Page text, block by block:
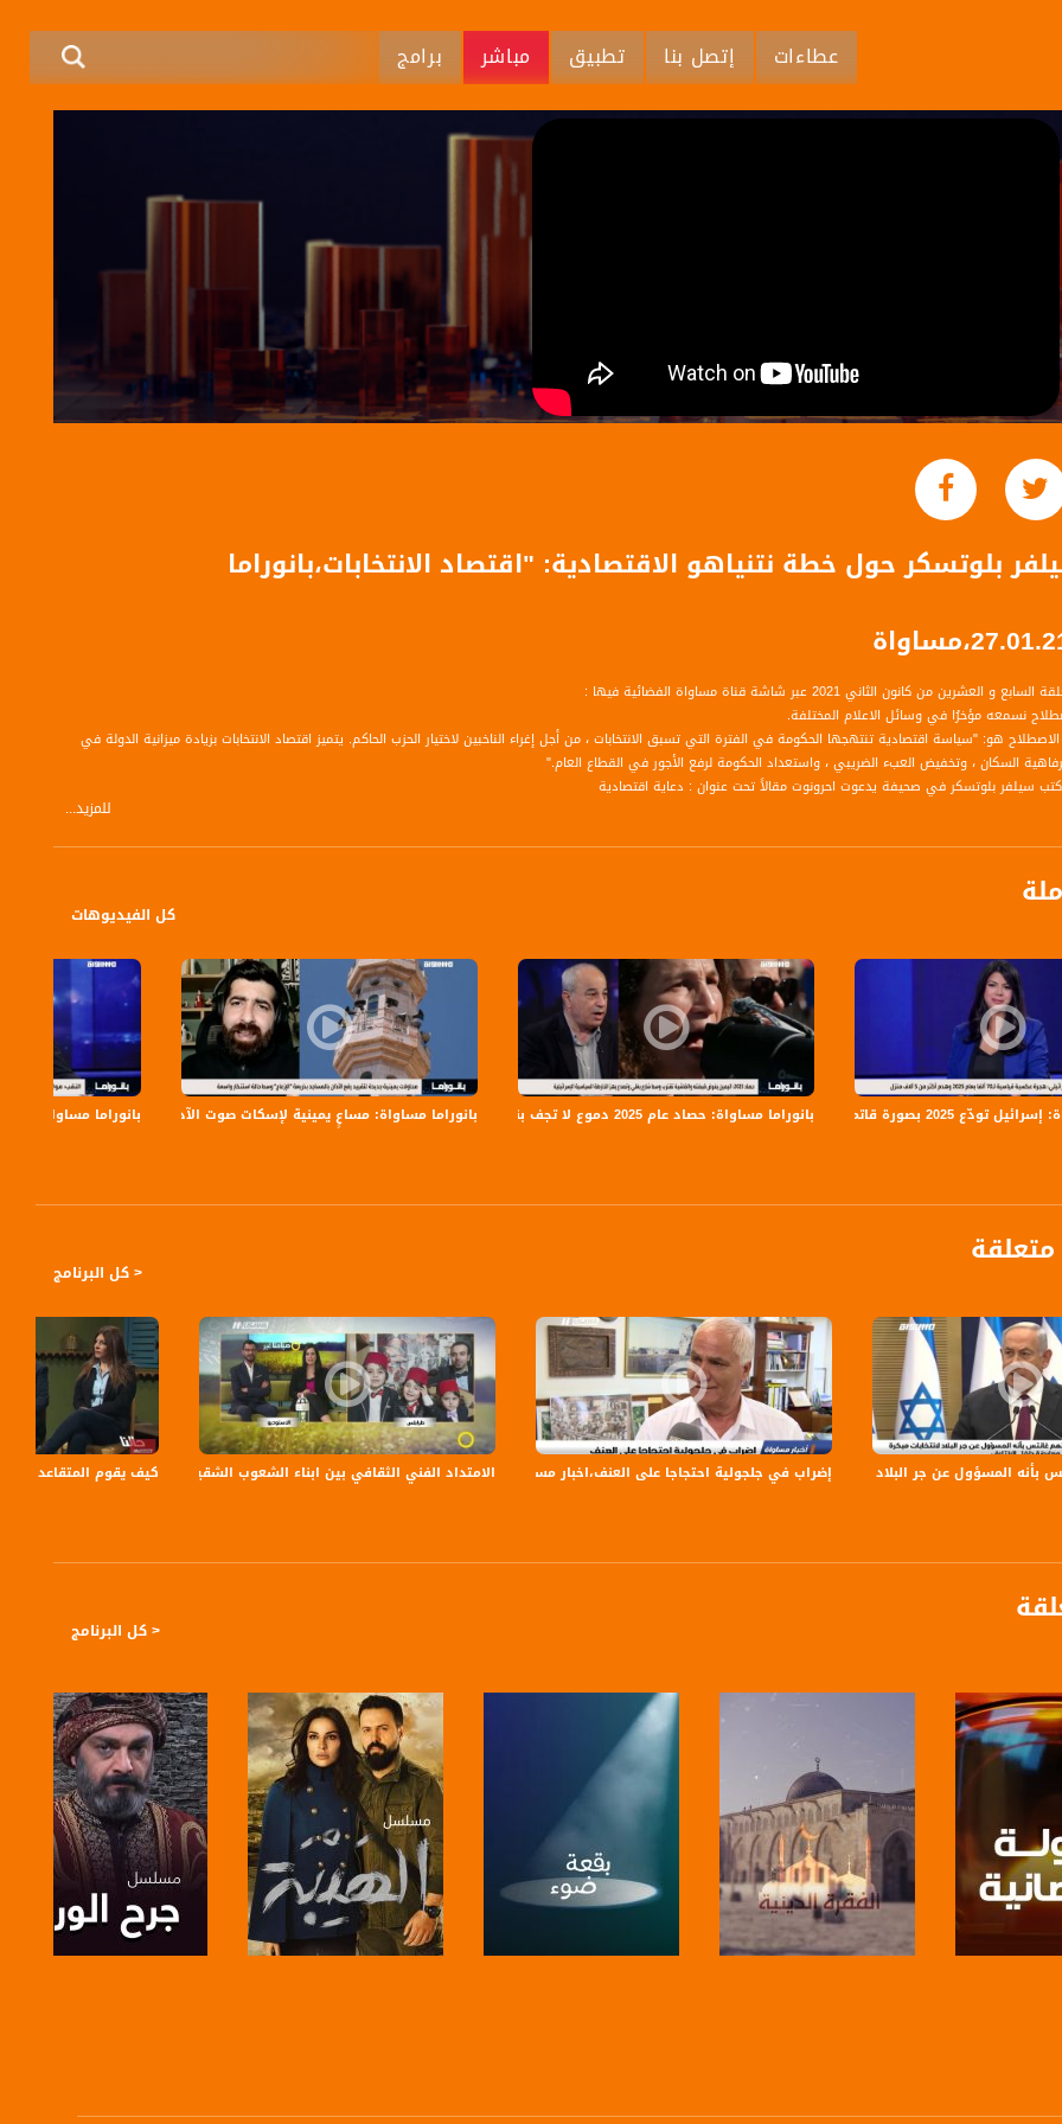
عطاءات إتصل بنا تطبيق مباشر برامج
بلوتسكر حول خطة نتنياهو الاقتصادية: "اقتصاد الانتخابات،بانوراما
من كانون الثاني 2021 عبر شاشة قناة مساواة الفضائية فيها :
نسمعه مؤخرُا في وسائل الاعلام المختلفة.
هو: "سياسة اقتصادية تنتهجها الحكومة في الفترة التي تسبق الانتخابات ، من أجل إغراء الناخبين لاختيار الحزب الحاكم. يتميز اقتصاد الانتخابات بزيادة ميزانية الدولة في
السكان ، وتخفيض العبء الضريبي ، واستعداد الحكومة لرفع الأجور في القطاع العام."
سيلفر بلوتسكر في صحيفة يدعوت احرونوت مقالاً تحت عنوان : دعاية اقتصادية
على مشروع قانون مضاعفة الغرامات المالية لمخالفي الإجراءات الوقائية
برنامج حواري يومي يناقش آخر المستجدات السياسية والإقتصادية، الثقافية والفكرية في الداخل الفلسطيني لرصد مختلف القضايا التي يعيشها المجتمع العربي هنا وإبراز تفاصيلها
وتقديم: مصطفى عاطف قبلاوي، مريم فرح ومرام مصلح
صوت فلسطينيي الداخل - لاول مرة منذ ٧٠ عام
https://
https://
للمزيد...
كل الفيديوهات
بانوراما مساواة: بن بانوراما مساواة: مساعٍ يمينية لإسكات صوت الآذان بانوراما مساواة: حصاد عام 2025 دموع لا تجف بنار الجريمة و اليمين يفرض قبضته والفاشية تقترب تودّع 2025 بصورة قاتمة
< كل البرنامج
كيف يقوم المتقاعد بإكمال مسيرة العطاء ؟! -
الامتداد الفني الثقافي بين ابناء الشعوب الشقيقة ،علاء جركس،يمان ، ليلى ولين ،1-6-2018- إضراب في جلجولية احتجاجا على العنف،اخبار مساواة،3.10.2018، مساواة
بأنه المسؤول عن جر البلاد لانتخابات مبكرة وبتشكيل معارضة داخل الائتلاف،الكاملة2.12
< كل البرنامج